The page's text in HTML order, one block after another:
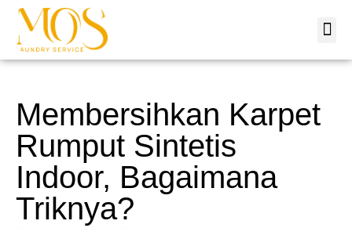
Membersihkan Karpet
Rumput Sintetis
Indoor, Bagaimana
Triknya?